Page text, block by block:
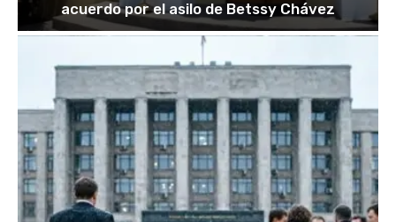
acuerdo por el asilo de Betssy Chávez